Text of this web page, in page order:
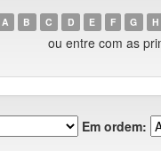
A B C D E F G H
ou entre com as
Em ordem: